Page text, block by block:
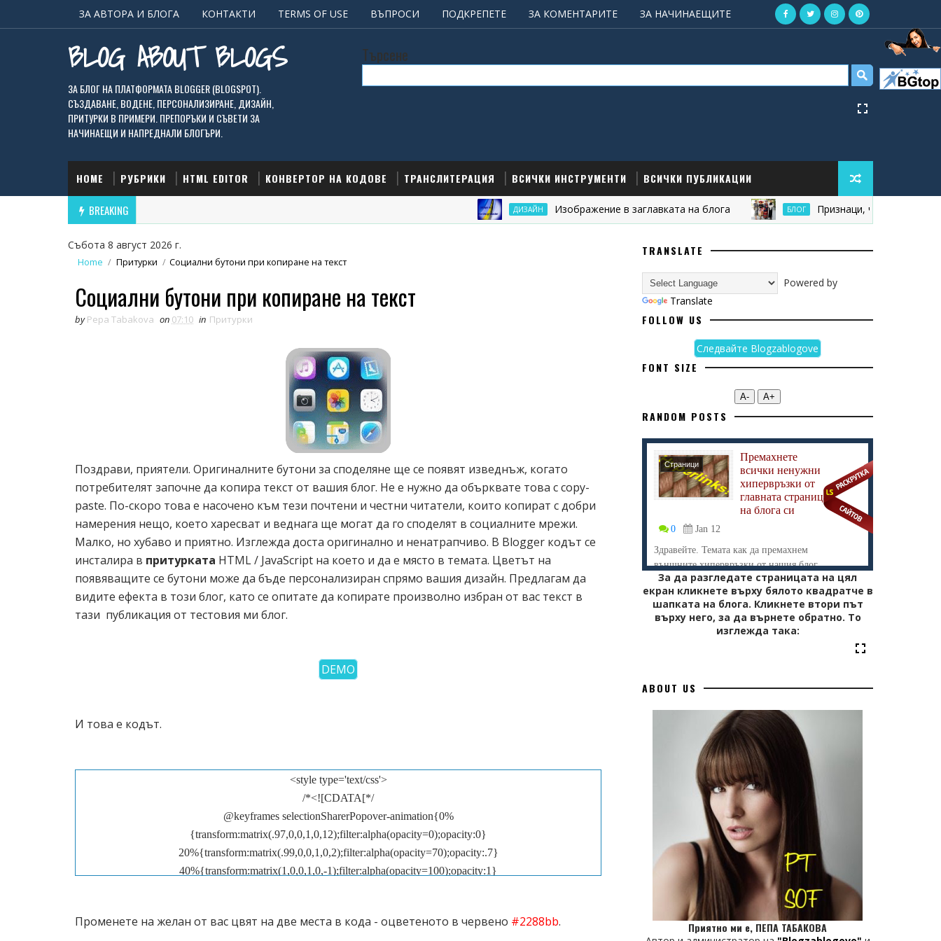
ЗА АВТОРА И БЛОГА КОНТАКТИ TERMS OF USE ВЪПРОСИ ПОДКРЕПЕТЕ ЗА КОМЕНТАРИТЕ ЗА НАЧИНАЕЩИТЕ
BLOG ABOUT BLOGS
ЗА БЛОГ НА ПЛАТФОРМАТА BLOGGER (BLOGSPOT).
СЪЗДАВАНЕ, ВОДЕНЕ, ПЕРСОНАЛИЗИРАНЕ, ДИЗАЙН,
ПРИТУРКИ В ПРИМЕРИ. ПРЕПОРЪКИ И СЪВЕТИ ЗА
НАЧИНАЕЩИ И НАПРЕДНАЛИ БЛОГЪРИ.
Търсене
HOME РУБРИКИ HTML EDITOR КОНВЕРТОР НА КОДОВЕ ТРАНСЛИТЕРАЦИЯ ВСИЧКИ ИНСТРУМЕНТИ ВСИЧКИ ПУБЛИКАЦИИ
BREAKING ДИЗАЙН Изображение в заглавката на блога БЛОГ Признаци, че блогът ви е
Събота 8 август 2026 г.
Home / Притурки / Социални бутони при копиране на текст
Социални бутони при копиране на текст
by Pepa Tabakova on 07:10 in Притурки
Поздрави, приятели. Оригиналните бутони за споделяне ще се появят изведнъж, когато
потребителят започне да копира текст от вашия блог. Не е нужно да обърквате това с copy-
paste. По-скоро това е насочено към тези почтени и честни читатели, които копират с добри
намерения нещо, което харесват и веднага ще могат да го споделят в социалните мрежи.
Малко, но хубаво и приятно. Изглежда доста оригинално и ненатрапчиво. В Blogger кодът се
инсталира в притурката HTML / JavaScript на което и да е място в темата. Цветът на
появяващите се бутони може да бъде персонализиран спрямо вашия дизайн. Предлагам да
видите ефекта в този блог, като се опитате да копирате произволно избран от вас текст в
тази публикация от тестовия ми блог.
DEMO
И това е кодът.
<style type='text/css'>
/*<![CDATA[*/
@keyframes selectionSharerPopover-animation{0%
{transform:matrix(.97,0,0,1,0,12);filter:alpha(opacity=0);opacity:0}
20%{transform:matrix(.99,0,0,1,0,2);filter:alpha(opacity=70);opacity:.7}
40%{transform:matrix(1,0,0,1,0,-1);filter:alpha(opacity=100);opacity:1}
#selectionSharerPopover{display:none;position:absolute;top:-100px;left:-100px;z-index:1010}
Променете на желан от вас цвят на две места в кода - оцветеното в червено #2288bb.
TRANSLATE
Powered by
Translate
FOLLOW US
Следвайте Blogzablogove
FONT SIZE
А- А+
RANDOM POSTS
Страници
Хипервръзки
Премахнете
всички ненужни
хипервръзки от
главната страница
на блога си
0
Jan 12
Здравейте. Темата как да премахнем
външните хипервръзки от нашия блог
отлаг...
За да разгледате страницата на цял
екран кликнете върху бялото квадратче в
шапката на блога. Кликнете втори път
върху него, за да върнете обратно. То
изглежда така:
ABOUT US
Приятно ми е, ПЕПА ТАБАКОВА